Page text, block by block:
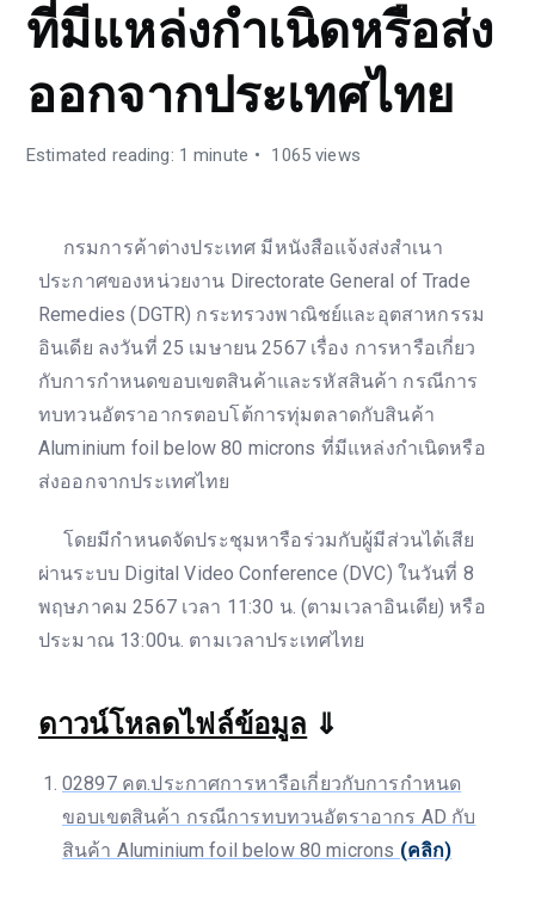
ที่มีแหล่งกำเนิดหรือส่ง
ออกจากประเทศไทย
Estimated reading: 1 minute 1065 views
กรมการค้าต่างประเทศ มีหนังสือแจ้งส่งสำเนา
ประกาศของหน่วยงาน Directorate General of Trade
Remedies (DGTR) กระทรวงพาณิชย์และอุตสาหกรรม
อินเดีย ลงวันที่ 25 เมษายน 2567 เรื่อง การหารือเกี่ยว
กับการกำหนดขอบเขตสินค้าและรหัสสินค้า กรณีการ
ทบทวนอัตราอากรตอบโต้การทุ่มตลาดกับสินค้า
Aluminium foil below 80 microns ที่มีแหล่งกำเนิดหรือ
ส่งออกจากประเทศไทย
โดยมีกำหนดจัดประชุมหารือร่วมกับผู้มีส่วนได้เสีย
ผ่านระบบ Digital Video Conference (DVC) ในวันที่ 8
พฤษภาคม 2567 เวลา 11:30 น. (ตามเวลาอินเดีย) หรือ
ประมาณ 13:00น. ตามเวลาประเทศไทย
ดาวน์โหลดไฟล์ข้อมูล ⇓
02897 คต.ประกาศการหารือเกี่ยวกับการกำหนด
ขอบเขตสินค้า กรณีการทบทวนอัตราอากร AD กับ
สินค้า Aluminium foil below 80 microns (คลิก)